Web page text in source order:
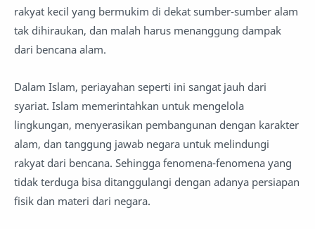
rakyat kecil yang bermukim di dekat sumber-sumber alam
tak dihiraukan, dan malah harus menanggung dampak
dari bencana alam.
Dalam Islam, periayahan seperti ini sangat jauh dari
syariat. Islam memerintahkan untuk mengelola
lingkungan, menyerasikan pembangunan dengan karakter
alam, dan tanggung jawab negara untuk melindungi
rakyat dari bencana. Sehingga fenomena-fenomena yang
tidak terduga bisa ditanggulangi dengan adanya persiapan
fisik dan materi dari negara.